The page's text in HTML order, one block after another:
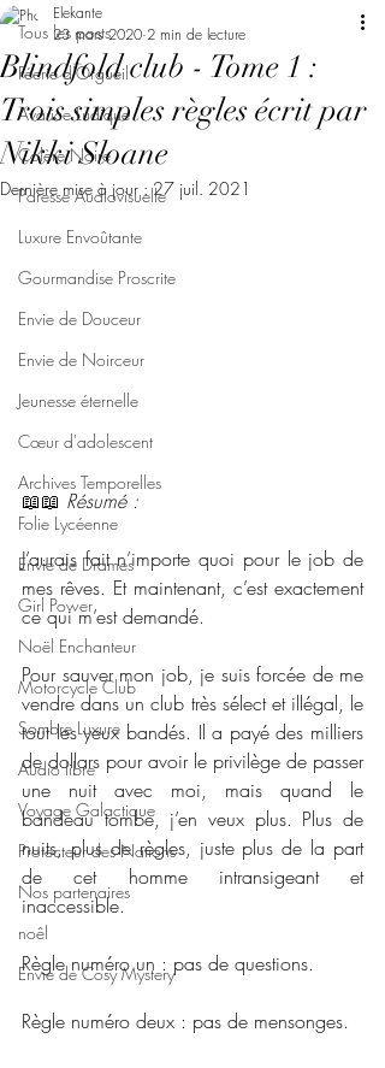
Tous les posts
Féerie d'Orgueil
Avarice Ludique
Colère Noire
Paresse Audiovisuelle
Luxure Envoûtante
Gourmandise Proscrite
Envie de Douceur
Envie de Noirceur
Jeunesse éternelle
Cœur d'adolescent
Archives Temporelles
Folie Lycéenne
Envie de Drames
Girl Power
Noël Enchanteur
Motorcycle Club
Sombre Luxure
Audio libre
Voyage Galactique
Protecteur des Nations
Nos partenaires
noêl
Envie de Cosy Mystery
Blindfold club - Tome 1 :
Trois simples règles écrit par
Nikki Sloane
Elekante
23 mars 2020 2 min de lecture
Dernière mise à jour :27 juil. 2021
📖📖 Résumé :
J’aurais fait n’importe quoi pour le job de
mes rêves. Et maintenant, c’est exactement
ce qui m’est demandé.
Pour sauver mon job, je suis forcée de me
vendre dans un club très sélect et illégal, le
tout les yeux bandés. Il a payé des milliers
de dollars pour avoir le privilège de passer
une nuit avec moi, mais quand le
bandeau tombe, j’en veux plus. Plus de
nuits, plus de règles, juste plus de la part
de cet homme intransigeant et
inaccessible.
Règle numéro un : pas de questions.
Règle numéro deux : pas de mensonges.